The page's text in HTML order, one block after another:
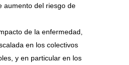
aumento del riesgo de
de la enfermedad,
en los colectivos
y en particular en los